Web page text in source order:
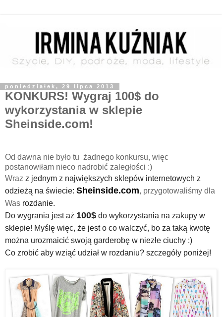
poniedziałek, 29 lipca 2013
KONKURS! Wygraj 100$ do
wykorzystania w sklepie
Sheinside.com!
Od dawna nie było tu żadnego konkursu, więc
postanowiłam nieco nadrobić zaległości :)
Wraz z jednym z największych sklepów internetowych z
odzieżą na świecie: Sheinside.com, przygotowaliśmy dla
Was rozdanie.
Do wygrania jest aż 100$ do wykorzystania na zakupy w
sklepie! Myślę więc, że jest o co walczyć, bo za taką kwotę
można urozmaicić swoją garderobę w niezłe ciuchy :)
Co zrobić aby wziąć udział w rozdaniu? szczegóły poniżej!